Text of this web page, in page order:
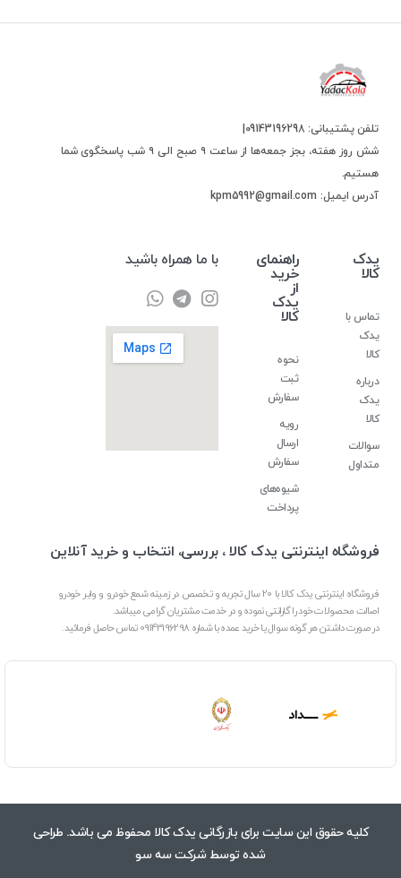
تلفن پشتیبانی: 09143196298|
شش روز هفته، بجز جمعه‌ها از ساعت ۹ صبح الی ۹ شب پاسخگوی شما
هستیم.
آدرس ایمیل: kpm5992@gmail.com
یدک
کالا
تماس با
یدک
کالا
درباره
یدک
کالا
سوالات
متداول
راهنمای
خرید
از
یدک
کالا
نحوه
ثبت
سفارش
رویه
ارسال
سفارش
شیوه‌های
پرداخت
با ما همراه باشید
فروشگاه اینترنتی یدک کالا ، بررسی، انتخاب و خرید آنلاین
فروشگاه اینترنتی یدک کالا با 20 سال تجربه و تخصص در زمینه شمع خودرو و وایر خودرو
اصالت محصولات خود را گارانتی نموده و در خدمت مشتریان گرامی میباشد.
در صورت داشتن هر گونه سوال یا خرید عمده با شماره 09143196298 تماس حاصل فرمائید.
کلیه حقوق این سایت برای بازرگانی یدک کالا محفوظ می باشد. طراحی
شده توسطشرکت سه سو